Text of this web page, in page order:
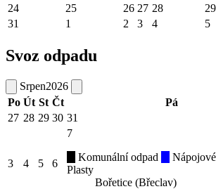
24 25 26 27 28 29
31
1 2 3 4 5
Svoz odpadu
Srpen2026
Po Út St Čt Pá
27 28 29 30 31
3 4 5 6
7
Komunální odpad
Plasty
Bořetice (Břeclav)